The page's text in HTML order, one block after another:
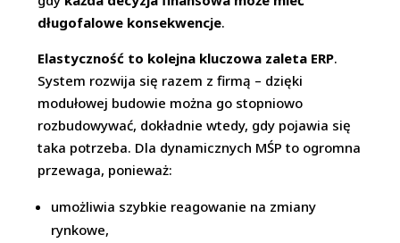
długofalowe konsekwencje.
Elastyczność to kolejna kluczowa zaleta ERP.
System rozwija się razem z firmą – dzięki
modułowej budowie można go stopniowo
rozbudowywać, dokładnie wtedy, gdy pojawia się
taka potrzeba. Dla dynamicznych MŚP to ogromna
przewaga, ponieważ:
umożliwia szybkie reagowanie na zmiany
rynkowe,